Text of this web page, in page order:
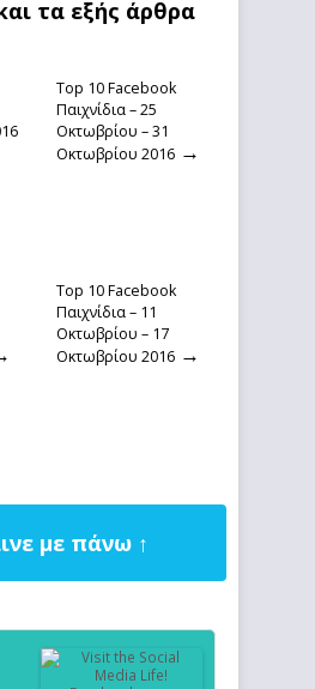
τα εξής άρθρα
Top 10 Facebook
Παιχνίδια – 25
Οκτωβρίου – 31
Οκτωβρίου 2016 →
Top 10 Facebook
Παιχνίδια – 11
Οκτωβρίου – 17
Οκτωβρίου 2016 →
με πάνω ↑